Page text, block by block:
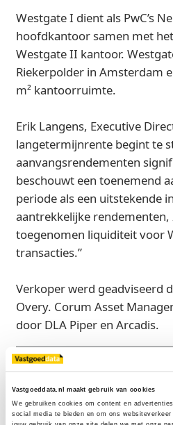
Vastgoeddata.nl maakt gebruik van cookies
We gebruiken cookies om content en
social media te bieden en om ons
Westgate I dient als PwC’s
hoofdkantoor samen met
Westgate II kantoor.
Riekerpolder in Amsterdam
m² kantoorruimte.
Erik Langens, Executive
langetermijnrente begint te
aanvangsrendementen
beschouwt een toenemend
periode als een uitstekende
aantrekkelijke rendementen,
toegenomen liquiditeit voor
transacties.”
Verkoper werd geadviseerd
Overy. Corum Asset
door DLA Piper en Arcadis.
Bron